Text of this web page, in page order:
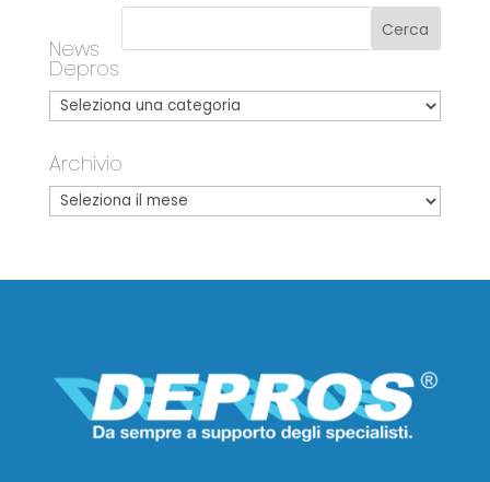
News
Depros
Archivio